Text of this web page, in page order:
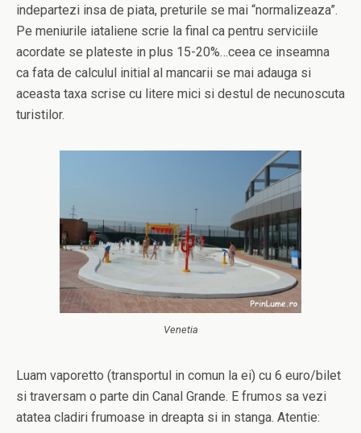
indepartezi insa de piata, preturile se mai “normalizeaza”.
Pe meniurile iataliene scrie la final ca pentru serviciile
acordate se plateste in plus 15-20%…ceea ce inseamna
ca fata de calculul initial al mancarii se mai adauga si
aceasta taxa scrise cu litere mici si destul de necunoscuta
turistilor.
Venetia
Luam vaporetto (transportul in comun la ei) cu 6 euro/bilet
si traversam o parte din Canal Grande. E frumos sa vezi
atatea cladiri frumoase in dreapta si in stanga. Atentie: